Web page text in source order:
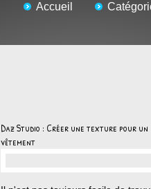
Accueil
Daz Studio : Créer une texture pour un
vêtement